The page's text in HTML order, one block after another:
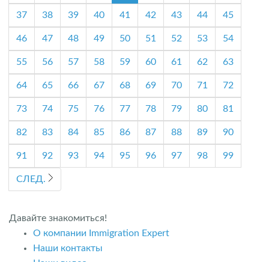
37 38 39 40 41 42 43 44 45
46 47 48 49 50 51 52 53 54
55 56 57 58 59 60 61 62 63
64 65 66 67 68 69 70 71 72
73 74 75 76 77 78 79 80 81
82 83 84 85 86 87 88 89 90
91 92 93 94 95 96 97 98 99
СЛЕД.
Давайте знакомиться!
О компании Immigration Expert
Наши контакты